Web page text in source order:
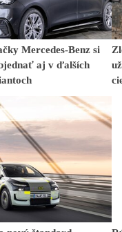
Mercedes-Benz si
aj v ďalších